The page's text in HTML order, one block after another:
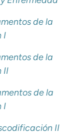
de la
I
de la
II
de la
I
II